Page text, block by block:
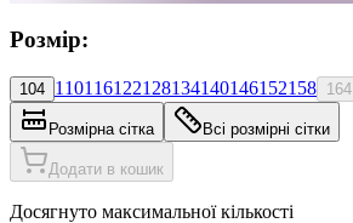
Розмір:
104 110116122128134140146152158 164
Розмірна сітка Всі розмірні сітки
Додати в кошик
Досягнуто максимальної кількості